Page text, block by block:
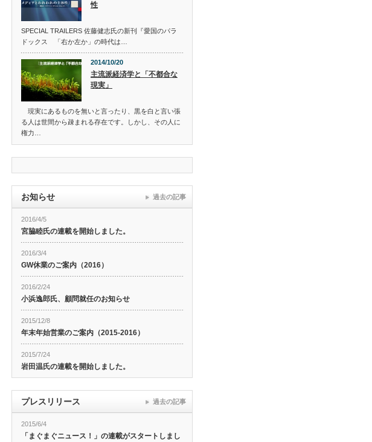
性
SPECIAL TRAILERS 佐藤健志氏の新刊『愛国のパラ
ドックス 「右か左か」の時代は…
2014/10/20
主流派経済学と「不都合な
現実」
現実にあるものを無いと言ったり、黒を白と言い張
る人は世間から疎まれる存在です。しかし、その人に
権力…
お知らせ
2016/4/5
宮脇睦氏の連載を開始しました。
2016/3/4
GW休業のご案内（2016）
2016/2/24
小浜逸郎氏、顧問就任のお知らせ
2015/12/8
年末年始営業のご案内（2015-2016）
2015/7/24
岩田温氏の連載を開始しました。
過去の記事
プレスリリース
2015/6/4
「まぐまぐニュース！」の連載がスタートしまし
過去の記事